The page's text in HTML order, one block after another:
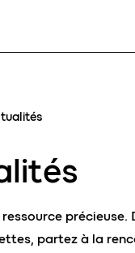
ressource précieuse.
partez à la